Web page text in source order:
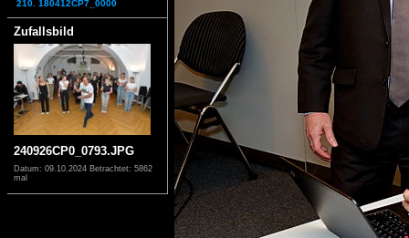
210. 180412CP7_0000
Zufallsbild
240926CP0_0793.JPG
Datum: 09.10.2024 Betrachtet: 5862
mal